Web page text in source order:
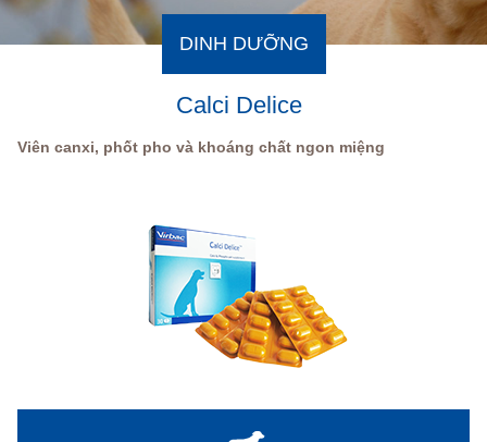
DINH DƯỠNG
Calci Delice
Viên canxi, phốt pho và khoáng chất ngon miệng